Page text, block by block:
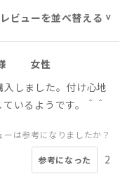
レビューを並べ替える >
女性
しました。付け心地
いるようです。＾＾
ーは参考になりましたか？
参考になった 2